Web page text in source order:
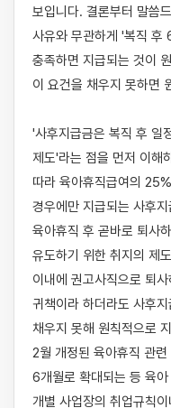
보입니다. 결론부터 말씀
사유와 무관하게 '복직 후
충족하면 지급되는 것이
이 요건을 채우지 못하면
'사후지급금은 복직 후 일
제도'라는 점을 먼저 이해
따라 육아휴직급여의
경우에만 지급되는 사후
육아휴직 후 곧바로 퇴사
유도하기 위한 취지의 제
이내에 권고사직으로 퇴
귀책이라 하더라도 사후
채우지 못해 원칙적으로
2월 개정된 육아휴직 관
6개월로 확대되는 등 육
개별 사업장의 취업규칙